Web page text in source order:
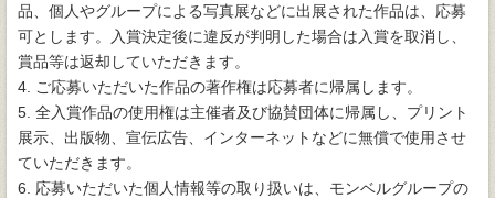
品、個人やグループによる写真展などに出展された作品は、応募
可とします。入賞決定後に違反が判明した場合は入賞を取消し、
賞品等は返却していただきます。
4. ご応募いただいた作品の著作権は応募者に帰属します。
5. 全入賞作品の使用権は主催者及び協賛団体に帰属し、プリント
展示、出版物、宣伝広告、インターネットなどに無償で使用させ
ていただきます。
6. 応募いただいた個人情報等の取り扱いは、モンベルグループの